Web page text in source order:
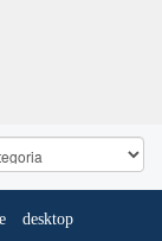
desktop